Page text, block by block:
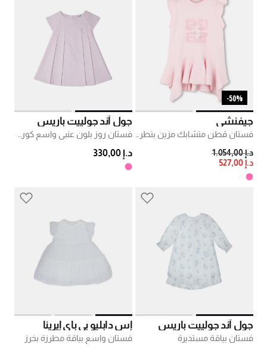
50%-
جيفنشي
PRICE REDUCED FROM
د.إ 1.054,00
TO
د.إ 527,00
جول آند جولييت باريس
د.إ 330,00
جول آند جولييت باريس
فستان بياقة مستديرة
إس دابليو بي باي إيرينا
فستان واسع بياقة مطرزة بخرز